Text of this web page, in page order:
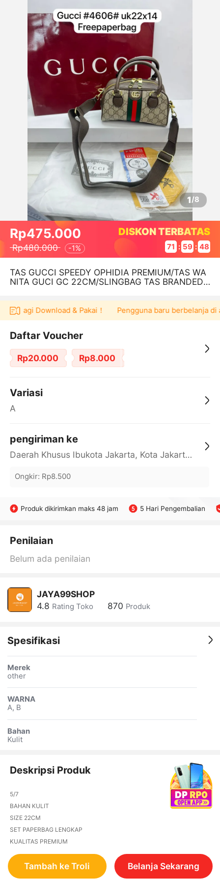
1/8
Rp475.000
Rp480.000 -1%
DISKON TERBATAS
71 : 59 : 48
TAS GUCCI SPEEDY OPHIDIA PREMIUM/TAS WA
NITA GUCI GC 22CM/SLINGBAG TAS BRANDED
lagi Download & Pakai！ Pengguna baru berbelanja di
Daftar Voucher
Rp20.000 Rp8.000
Variasi
A
pengiriman ke
Daerah Khusus Ibukota Jakarta, Kota Jakarta Barat, Cengkareng, yy
Ongkir: Rp8.500
Produk dikirimkan maks 48 jam 5 Hari Pengembalian
Penilaian
Belum ada penilaian
JAYA99SHOP
4.8 Rating Toko 870 Produk
Spesifikasi
Merek
other
WARNA
A, B
Bahan
Kulit
Deskripsi Produk
5/7
BAHAN KULIT
SIZE 22CM
SET PAPERBAG LENGKAP
KUALITAS PREMIUM
Tambah ke Troli Belanja Sekarang